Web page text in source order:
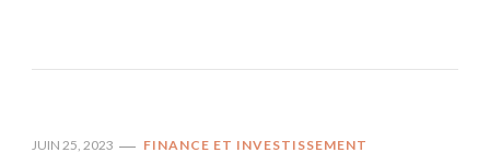
JUIN 25, 2023 FINANCE ET INVESTISSEMENT